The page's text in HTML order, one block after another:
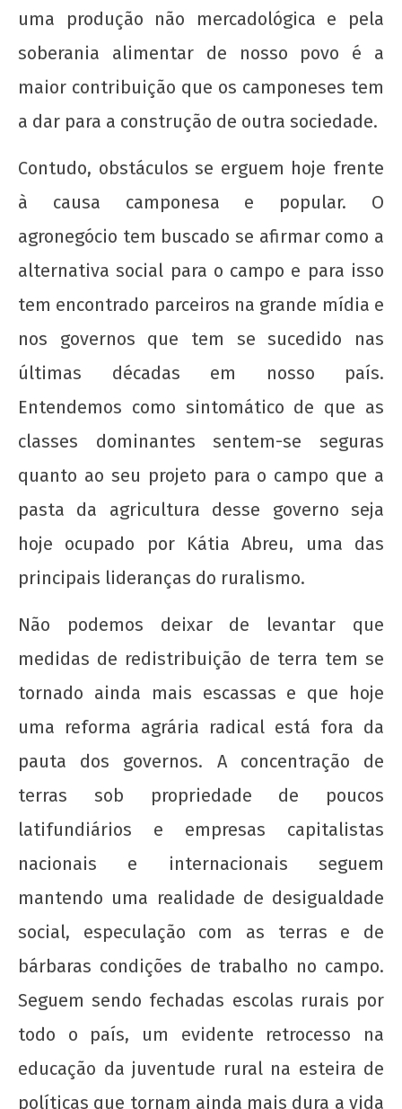
Os jovens comunistas e as eleições
7 de
outubro
de 2015
wp-
admin
Provocações acerca do papel da extensão
7 de
outubro
wp-
admin
A ascensão do velho e o recuo do novo: que
faz a juventude?
outubro
de 2015
wp-
admin
Teses da UJC e do MEP para 46º CONUBES
outubro
de 2015
wp-
admin
uma produção não mercadológica e pela
soberania alimentar de nosso povo é a
maior contribuição que os camponeses tem
a dar para a construção de outra sociedade.
Contudo, obstáculos se erguem hoje frente
à causa camponesa e popular. O
agronegócio tem buscado se afirmar como a
alternativa social para o campo e para isso
tem encontrado parceiros na grande mídia e
nos governos que tem se sucedido nas
últimas décadas em nosso país.
Entendemos como sintomático de que as
classes dominantes sentem-se seguras
quanto ao seu projeto para o campo que a
pasta da agricultura desse governo seja
hoje ocupado por Kátia Abreu, uma das
principais lideranças do ruralismo.
Não podemos deixar de levantar que
medidas de redistribuição de terra tem se
tornado ainda mais escassas e que hoje
uma reforma agrária radical está fora da
pauta dos governos. A concentração de
terras sob propriedade de poucos
latifundiários e empresas capitalistas
nacionais e internacionais seguem
mantendo uma realidade de desigualdade
social, especulação com as terras e de
bárbaras condições de trabalho no campo.
Seguem sendo fechadas escolas rurais por
todo o país, um evidente retrocesso na
educação da juventude rural na esteira de
políticas que tornam ainda mais dura a vida